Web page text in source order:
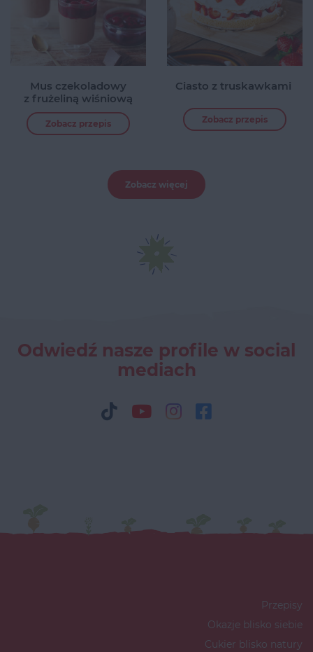
Mus czekoladowy
z frużeliną wiśniową
Zobacz przepis
Ciasto z truskawkami
Zobacz przepis
Zobacz więcej
Odwiedź nasze profile w social
mediach
Przepisy
Okazje blisko siebie
Cukier blisko natury